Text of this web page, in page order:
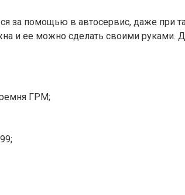
за помощью в автосервис, даже при
и ее можно сделать своими руками.
ГРМ;